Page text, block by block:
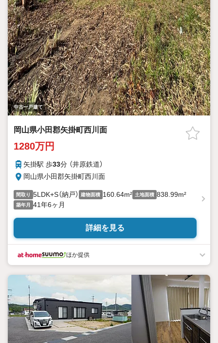
中古一戸建て
岡山県小田郡矢掛町西川面
1280万円
矢掛駅 歩33分 （井原鉄道）
岡山県小田郡矢掛町西川面
間取り 5LDK+S（納戸） 建物面積 160.64m² 土地面積 838.99m²
築年月 41年6ヶ月
詳細を見る
ほか提供